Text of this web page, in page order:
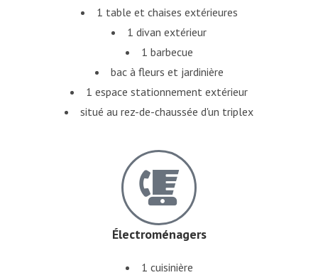
1 table et chaises extérieures
1 divan extérieur
1 barbecue
bac à fleurs et jardinière
1 espace stationnement extérieur
situé au rez-de-chaussée d'un triplex
Électroménagers
1 cuisinière